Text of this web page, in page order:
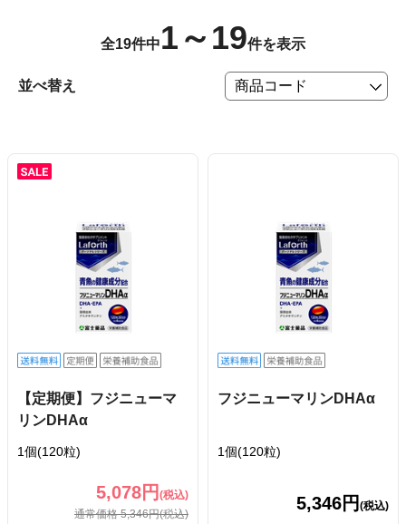
全19件中1～19件を表示
並べ替え
【定期便】フジニューマ
リンDHAα
1個(120粒)
5,078円 (税込)
通常価格 5,346円(税込)
フジニューマリンDHAα
1個(120粒)
5,346円 (税込)